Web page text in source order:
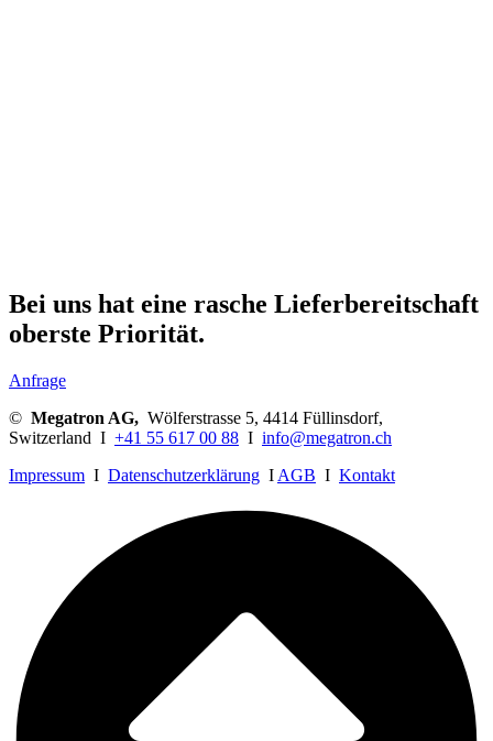
Bei uns hat eine rasche Lieferbereitschaft
oberste Priorität.
Anfrage
© Megatron AG, Wölferstrasse 5, 4414 Füllinsdorf,
Switzerland I +41 55 617 00 88 I info@megatron.ch
Impressum I Datenschutzerklärung I AGB I Kontakt